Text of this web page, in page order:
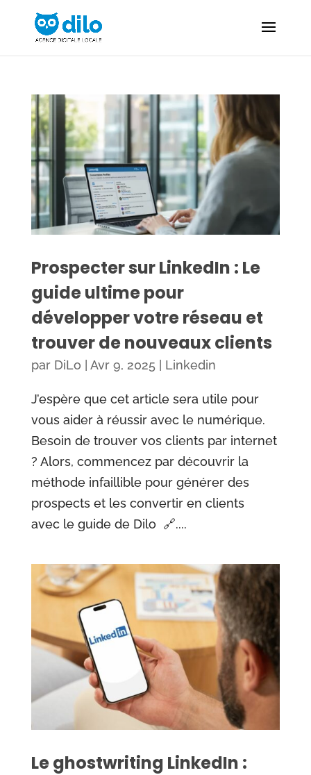
Prospecter sur LinkedIn : Le
guide ultime pour
développer votre réseau et
trouver de nouveaux clients
par DiLo | Avr 9, 2025| Linkedin
J’espère que cet article sera utile pour
vous aider à réussir avec le numérique.
Besoin de trouver vos clients par internet
? Alors, commencez par découvrir la
méthode infaillible pour générer des
prospects et les convertir en clients
avec le guide de Dilo 🔗....
Le ghostwriting LinkedIn :